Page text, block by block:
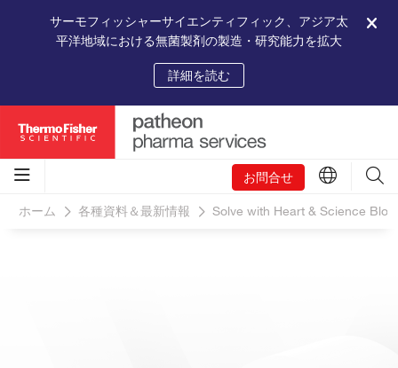
サーモフィッシャーサイエンティフィック、アジア太
平洋地域における無菌製剤の製造・研究能力を拡大
詳細を読む
お問合せ
ホーム 各種資料＆最新情報 Solve with Heart & Science Blog